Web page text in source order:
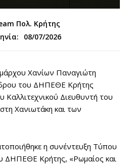
Πολ. Κρήτης
08/07/2026
Χανίων Παναγιώτη
του ΔΗΠΕΘΕ Κρήτης
Διευθυντή του
Χανιωτάκη και των
η συνέντευξη Τύπου
ΔΗΠΕΘΕ Κρήτης, «Ρωμαίος και